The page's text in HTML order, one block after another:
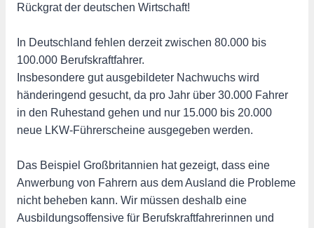
Rückgrat der deutschen Wirtschaft!
In Deutschland fehlen derzeit zwischen 80.000 bis
100.000 Berufskraftfahrer.
Insbesondere gut ausgebildeter Nachwuchs wird
händeringend gesucht, da pro Jahr über 30.000 Fahrer
in den Ruhestand gehen und nur 15.000 bis 20.000
neue LKW-Führerscheine ausgegeben werden.
Das Beispiel Großbritannien hat gezeigt, dass eine
Anwerbung von Fahrern aus dem Ausland die Probleme
nicht beheben kann. Wir müssen deshalb eine
Ausbildungsoffensive für Berufskraftfahrerinnen und